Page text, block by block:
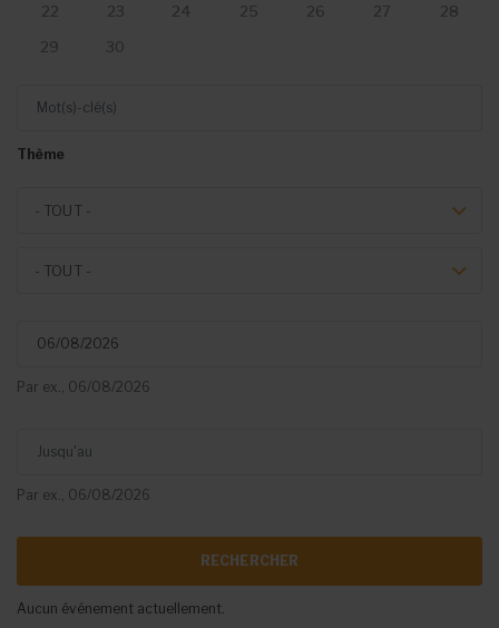
22
23 24 25 26 27
28
29
30
Thème
- TOUT -
- TOUT -
Par ex., 06/08/2026
Par ex., 06/08/2026
Aucun événement actuellement.